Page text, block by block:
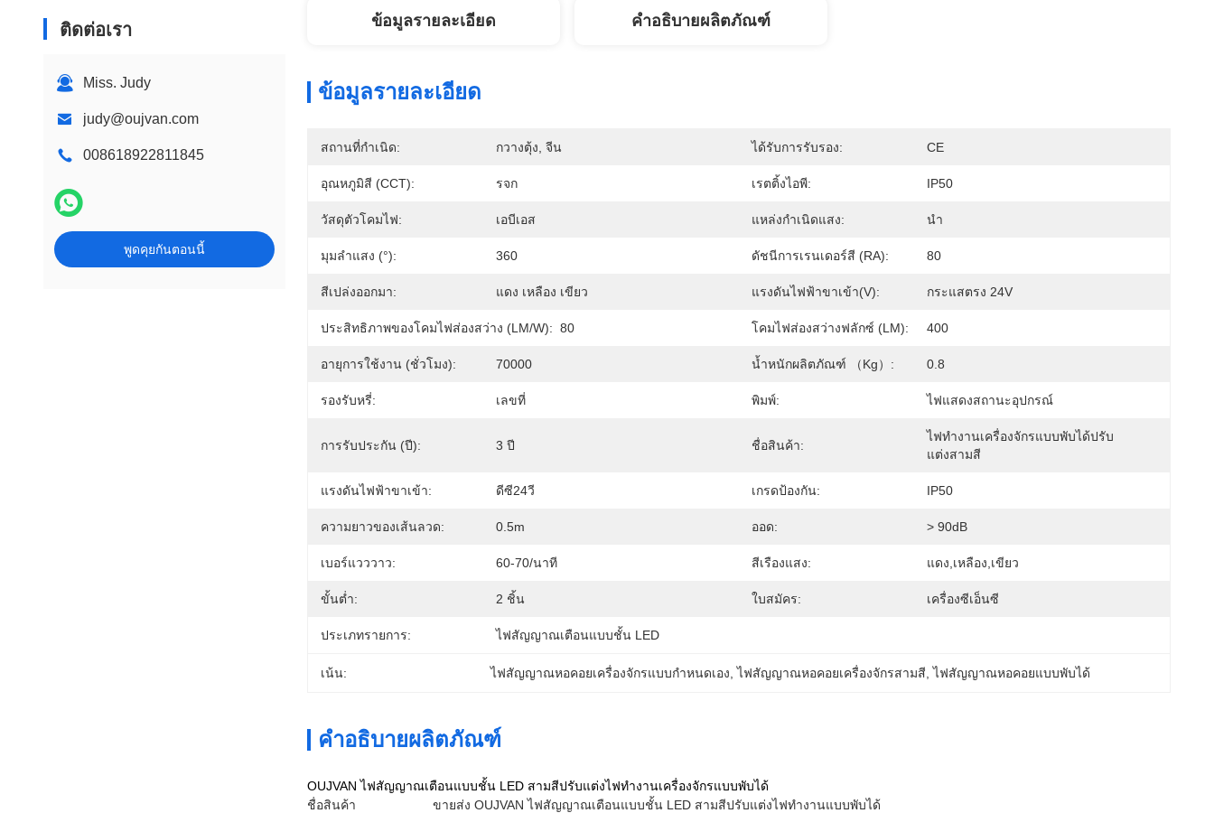
ติดต่อเรา
Miss. Judy
judy@oujvan.com
008618922811845
พูดคุยกันตอนนี้
ข้อมูลรายละเอียด คำอธิบายผลิตภัณฑ์
ข้อมูลรายละเอียด
สถานที่กำเนิด: กวางตุ้ง, จีน ได้รับการรับรอง: CE
อุณหภูมิสี (CCT): รจก เรตติ้งไอพี: IP50
วัสดุตัวโคมไฟ: เอบีเอส แหล่งกำเนิดแสง: นำ
มุมลำแสง (°): 360 ดัชนีการเรนเดอร์สี (RA): 80
สีเปล่งออกมา: แดง เหลือง เขียว แรงดันไฟฟ้าขาเข้า(V): กระแสตรง 24V
ประสิทธิภาพของโคมไฟส่องสว่าง (LM/W): 80 โคมไฟส่องสว่างฟลักซ์ (LM): 400
อายุการใช้งาน (ชั่วโมง): 70000 น้ำหนักผลิตภัณฑ์ （kg）: 0.8
รองรับหรี่: เลขที่ พิมพ์: ไฟแสดงสถานะอุปกรณ์
การรับประกัน (ปี): 3 ปี ชื่อสินค้า:
ไฟทำงานเครื่องจักรแบบพับได้ปรับ
แต่งสามสี
แรงดันไฟฟ้าขาเข้า: ดีซี24วี เกรดป้องกัน: IP50
ความยาวของเส้นลวด: 0.5m ออด: > 90dB
เบอร์แวววาว: 60-70/นาที สีเรืองแสง: แดง,เหลือง,เขียว
ขั้นต่ำ: 2 ชิ้น ใบสมัคร: เครื่องซีเอ็นซี
ประเภทรายการ: ไฟสัญญาณเตือนแบบชั้น LED
เน้น: ไฟสัญญาณหอคอยเครื่องจักรแบบกำหนดเอง , ไฟสัญญาณหอคอยเครื่องจักรสามสี , ไฟสัญญาณหอคอยแบบพับได้
คำอธิบายผลิตภัณฑ์
OUJVAN ไฟสัญญาณเตือนแบบชั้น LED สามสีปรับแต่งไฟทำงานเครื่องจักรแบบพับได้
ชื่อสินค้า
ขายส่ง OUJVAN ไฟสัญญาณเตือนแบบชั้น LED สามสีปรับแต่งไฟทำงานแบบพับได้